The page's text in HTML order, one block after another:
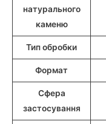
натурального
каменю
Тип обробки
Формат
Сфера
застосування